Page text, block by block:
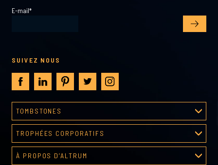
TOMBSTONES
Processus de création
Galerie tombstones
TROPHÉES CORPORATIFS
Galerie de récompenses
À PROPOS D’ALTRUM
E-mail*
SUIVEZ NOUS